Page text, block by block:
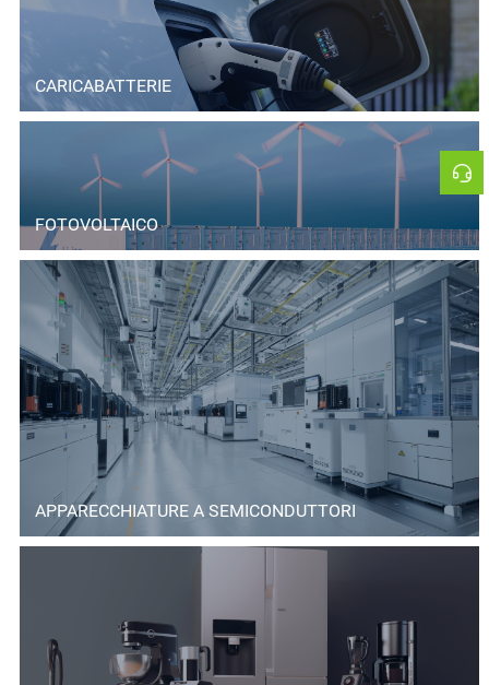
CARICABATTERIE
FOTOVOLTAICO
APPARECCHIATURE A SEMICONDUTTORI